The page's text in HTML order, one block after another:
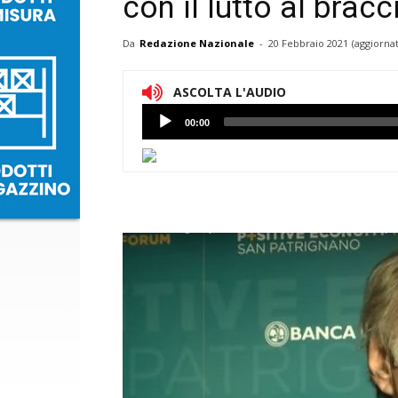
con il lutto al
Da Redazione Nazionale - 20 Febbraio 2021
ASCOLTA L'AUDIO
Lettore
Audio
00:00